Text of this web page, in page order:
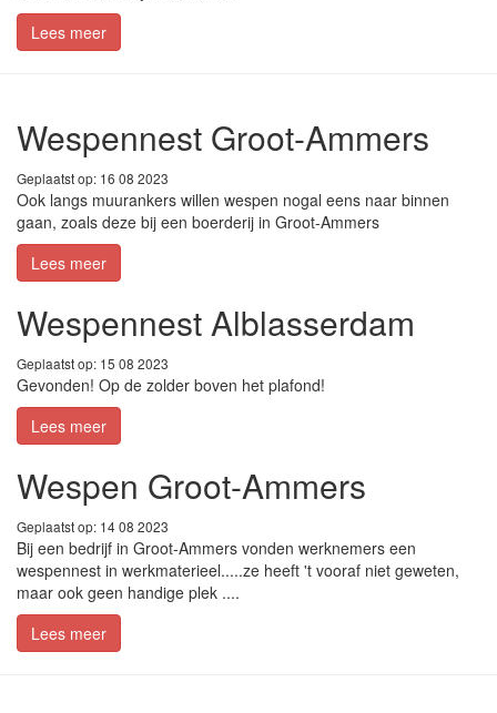
Lees meer
Wespennest Groot-Ammers
Geplaatst op: 16 08 2023
Ook langs muurankers willen wespen nogal eens naar binnen
gaan, zoals deze bij een boerderij in Groot-Ammers
Lees meer
Wespennest Alblasserdam
Geplaatst op: 15 08 2023
Gevonden! Op de zolder boven het plafond!
Lees meer
Wespen Groot-Ammers
Geplaatst op: 14 08 2023
Bij een bedrijf in Groot-Ammers vonden werknemers een
wespennest in werkmaterieel.....ze heeft 't vooraf niet geweten,
maar ook geen handige plek ....
Lees meer